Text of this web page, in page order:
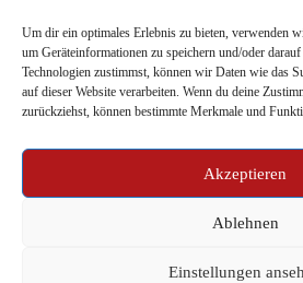
Um dir ein optimales Erlebnis zu bieten, verwenden
um Geräteinformationen zu speichern und/oder
Technologien zustimmst, können wir Daten wie das
auf dieser Website verarbeiten. Wenn du deine
zurückziehst, können bestimmte Merkmale und
Akzeptieren
Ablehnen
Einstellungen
Online Shop
Wo du uns findest
Wer wir sind